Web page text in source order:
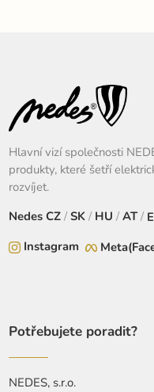
Hlavní vizí společnosti
produkty, které šetří
rozvíjet.
NedesCZ/SK/HU /AT/
Instagram
Potřebujete poradit?
NEDES, s.r.o.